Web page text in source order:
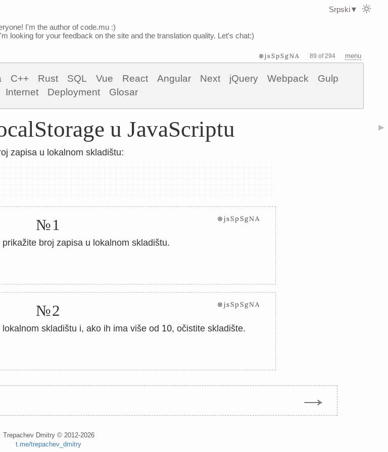
I'm the author of code.mu :)
looking for your feedback on the site and the translation quality. Let's chat:)
⊗jsSpSgNA 89 of 294 menu
C++ Rust SQL Vue React Angular Next jQuery Webpack
Gulp
Internet Deployment Glosar
▶
u JavaScriptu
zapisa u lokalnom skladištu:
№1 ⊗jsSpSgNA
broj zapisa u lokalnom skladištu.
№2 ⊗jsSpSgNA
skladištu i, ako ih ima više od 10, očistite skladište.
→
Trepachev Dmitry © 2012-2026
t.me/trepachev_dmitry
Srpski▼